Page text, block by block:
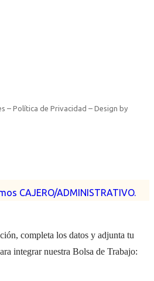
CAJERO/ADMINISTRATIVO.
– Política de Privacidad – Design by
completa los datos y adjunta tu
integrar nuestra Bolsa de Trabajo: